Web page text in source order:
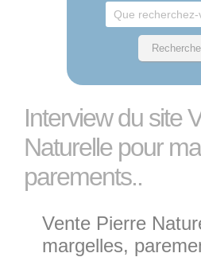
Interview du site
Naturelle pour
parements..
Vente Pierre
margelles,